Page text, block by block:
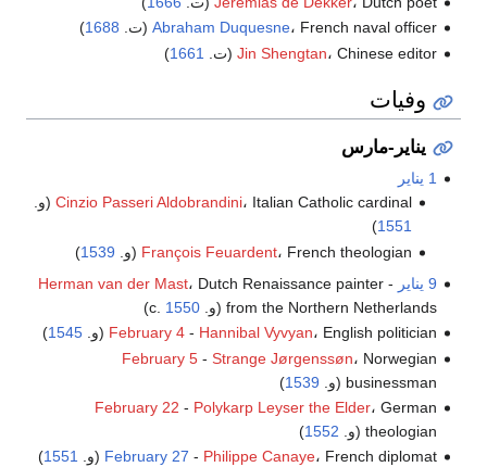
Abraham Duquesne، French naval officer (ت. 1688
)
Jin Shengtan، Chinese editor (ت. 1661
)
وفيات
يناير-مارس
1 يناير
Cinzio Passeri Aldobrandini، Italian Catholic cardinal (و.
1551
)
François Feuardent، French theologian (و. 1539
)
9 يناير
-
Herman van der Mast، Dutch Renaissance painter
from the Northern Netherlands (و. c.
1550
)
February 4- Hannibal Vyvyan، English politician (و. 1545
)
February 5- Strange Jørgenssøn، Norwegian
businessman (و.
1539
)
February 22 - Polykarp Leyser the Elder، German
theologian (و.
1552
)
February 27 - Philippe Canaye، French diplomat (و. 1551
)